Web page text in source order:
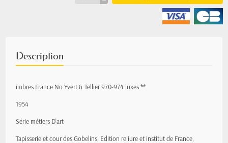
Description
imbres France No Yvert & Tellier 970-974 luxes **
1954
Série métiers D'art
Tapisserie et cour des Gobelins, Edition reliure et institut de France,